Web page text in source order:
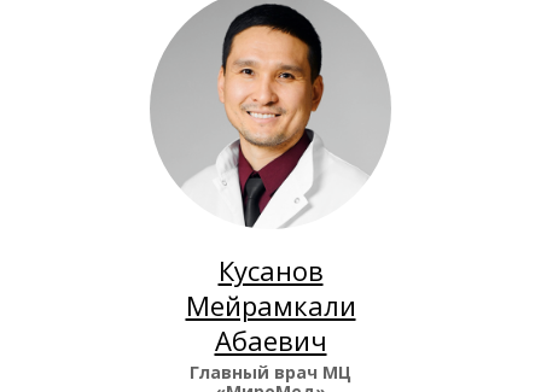
Кусанов
Мейрамкали
Абаевич
Главный врач МЦ